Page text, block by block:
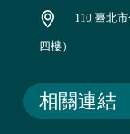
110 臺北
四樓）
相關連結